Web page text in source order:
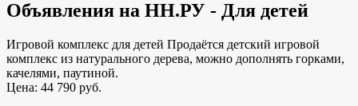
Объявления на НН.РУ - Для детей
Игровой комплекс для детей Продаётся детский игровой
комплекс из натурального дерева, можно дополнять горками,
качелями, паутиной.
Цена: 44 790 руб.